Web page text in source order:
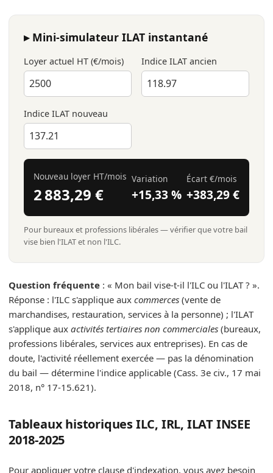
▸ Mini-simulateur ILAT instantané
Loyer actuel HT (€/mois) Indice ILAT ancien
Indice ILAT nouveau
Nouveau loyer HT/mois
2 883,29 €
Variation
+15,33 %
Écart €/mois
+383,29 €
Pour bureaux et professions libérales — vérifier que votre bail
vise bien l'ILAT et non l'ILC.
Question fréquente : « Mon bail vise-t-il l'ILC ou l'ILAT ? ».
Réponse : l'ILC s'applique aux commerces (vente de
marchandises, restauration, services à la personne) ; l'ILAT
s'applique aux activités tertiaires non commerciales (bureaux,
professions libérales, services aux entreprises). En cas de
doute, l'activité réellement exercée — pas la dénomination
du bail — détermine l'indice applicable (Cass. 3e civ., 17 mai
2018, n° 17-15.621).
Tableaux historiques ILC, IRL, ILAT INSEE
2018-2025
Pour appliquer votre clause d'indexation, vous avez besoin